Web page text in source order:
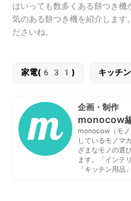
はいっても数多くある餅つき機
気のある餅つき機を紹介します
ださいね。
家電(631) キッ
企画・制作
monocow
monocow（モノ
しているモノマ
ざまなモノの選
ます。「インテ
「キッチン用品